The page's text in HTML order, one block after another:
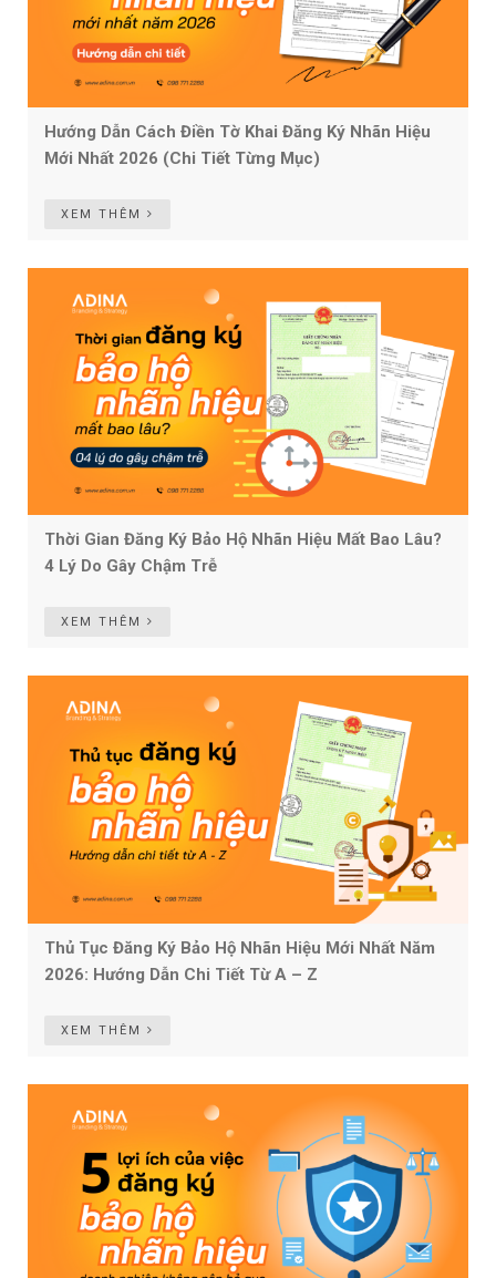
Hướng Dẫn Cách Điền Tờ Khai Đăng Ký Nhãn Hiệu
Mới Nhất 2026 (Chi Tiết Từng Mục)
XEM THÊM
Thời Gian Đăng Ký Bảo Hộ Nhãn Hiệu Mất Bao Lâu?
4 Lý Do Gây Chậm Trễ
XEM THÊM
Thủ Tục Đăng Ký Bảo Hộ Nhãn Hiệu Mới Nhất Năm
2026: Hướng Dẫn Chi Tiết Từ A – Z
XEM THÊM